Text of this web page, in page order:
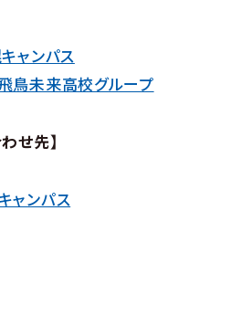
ャンパス
未来高校グループ
せ先】
ャンパス